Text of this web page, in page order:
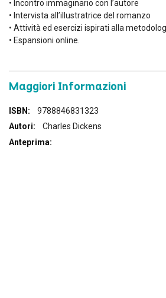
• Incontro immaginario con l’autore
• Intervista all’illustratrice del romanzo
• Attività ed esercizi ispirati alla
• Espansioni online.
Maggiori Informazioni
Maggiori
Informazioni
9788846831323
Charles Dickens